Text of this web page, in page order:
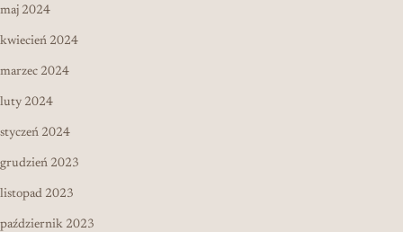
maj 2024
kwiecień 2024
marzec 2024
luty 2024
styczeń 2024
grudzień 2023
listopad 2023
październik 2023